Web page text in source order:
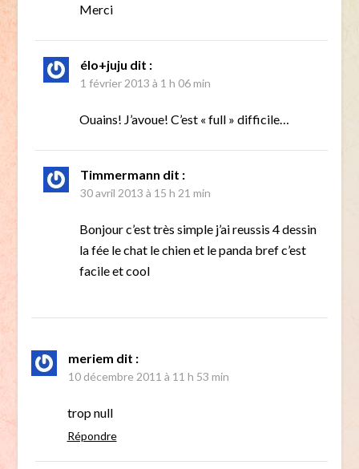
Merci
élo+juju dit :
1 février 2013 à 1 h 06 min
Ouains! J’avoue! C’est « full » difficile…
Timmermann dit :
30 avril 2013 à 15 h 21 min
Bonjour c’est très simple j’ai reussis 4 dessin
la fée le chat le chien et le panda bref c’est
facile et cool
meriem dit :
10 décembre 2011 à 11 h 53 min
trop null
Répondre